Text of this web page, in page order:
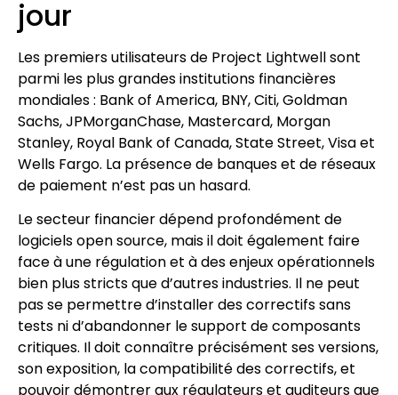
jour
Les premiers utilisateurs de Project Lightwell sont
parmi les plus grandes institutions financières
mondiales : Bank of America, BNY, Citi, Goldman
Sachs, JPMorganChase, Mastercard, Morgan
Stanley, Royal Bank of Canada, State Street, Visa et
Wells Fargo. La présence de banques et de réseaux
de paiement n’est pas un hasard.
Le secteur financier dépend profondément de
logiciels open source, mais il doit également faire
face à une régulation et à des enjeux opérationnels
bien plus stricts que d’autres industries. Il ne peut
pas se permettre d’installer des correctifs sans
tests ni d’abandonner le support de composants
critiques. Il doit connaître précisément ses versions,
son exposition, la compatibilité des correctifs, et
pouvoir démontrer aux régulateurs et auditeurs que